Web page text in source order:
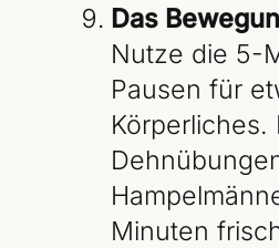
Das
Nutze die 5-
Pausen für
Körperliches.
Minuten